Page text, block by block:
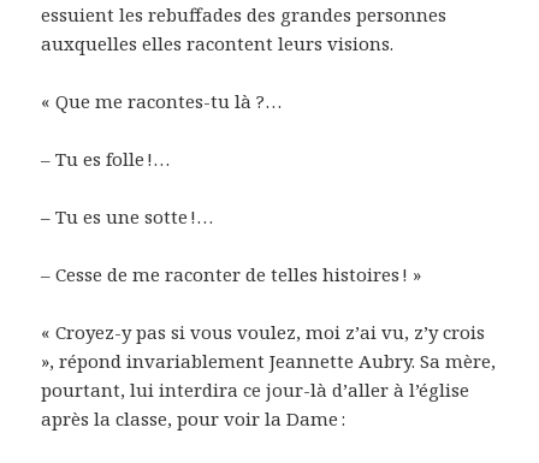
essuient les rebuffades des grandes personnes
auxquelles elles racontent leurs visions.
« Que me racontes-tu là ?…
– Tu es folle !…
– Tu es une sotte !…
– Cesse de me raconter de telles histoires ! »
« Croyez-y pas si vous voulez, moi z’ai vu, z’y crois
», répond invariablement Jeannette Aubry. Sa mère,
pourtant, lui interdira ce jour-là d’aller à l’église
après la classe, pour voir la Dame :